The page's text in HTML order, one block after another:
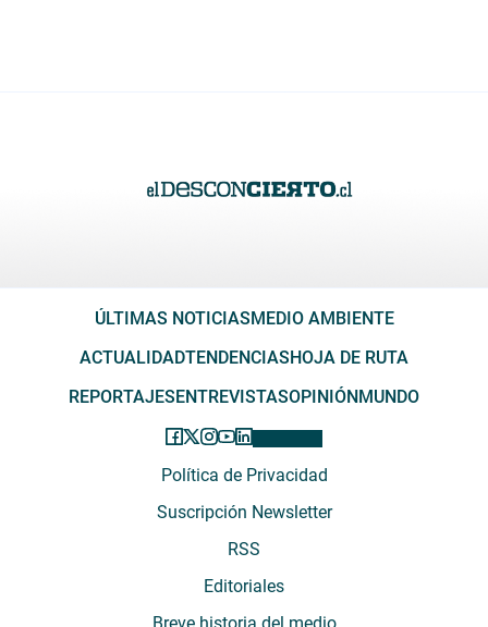
ÚLTIMAS NOTICIASMEDIO AMBIENTE
ACTUALIDADTENDENCIASHOJA DE RUTA
REPORTAJESENTREVISTASOPINIÓNMUNDO
Política de Privacidad
Suscripción Newsletter
RSS
Editoriales
Breve historia del medio